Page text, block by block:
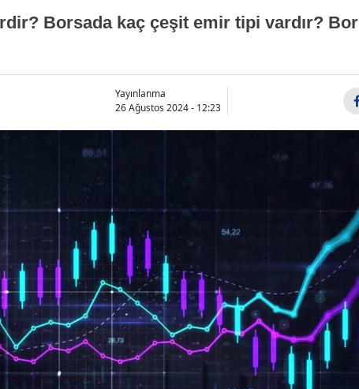
Borsada kaç çeşit emir tipi vardır?
Yayınlanma
26 Ağustos 2024 - 12:23